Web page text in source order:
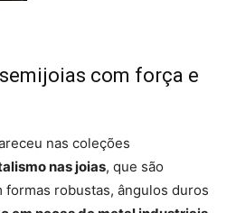
com força e
nas coleções
nas joias, que são
formas robustas, ângulos duros